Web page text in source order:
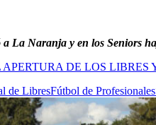
La Naranja y en los Seniors
DE LOS LIBRES
de LibresFútbol de Profesionales